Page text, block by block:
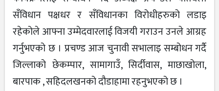
सँविधान पक्षधर र सँविधानका विरोधीहरुको लडाइ
रहेकोले आफ्ना उम्मेदवारलाई विजयी गराउन उनले आग्रह
गर्नुभएको छ । प्रचण्ड आज चुनावी सभालाइ सम्बोधन गर्दै
जिल्लाको छेकम्पार, सामागाउँ, सिर्दीवास, माछाखोला,
बारपाक , सहिदलखनको दौडाहामा रहनुभएको छ ।